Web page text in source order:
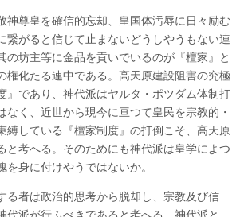
神尊皇を確信的忘却、皇国体汚辱に日々励む
繋がると信じて止まないどうしやうもない連
の坊主等に金品を貢いでいるのが『檀家』と
権化たる連中である。高天原建設阻害の究極
』であり、神代派はヤルタ・ポツダム体制打
なく、近世から現今に亘つて皇民を宗教的・
縛している『檀家制度』の打倒こそ、高天原
と考へる。そのためにも神代派は皇学によつ
を身に付けやうではないか。
る者は政治的思考から脱却し、宗教及び信
代派が行ふべきであると考へる。神代派と